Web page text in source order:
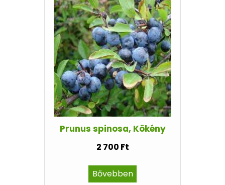
Prunus spinosa, Kökény
2 700 Ft
Bővebben